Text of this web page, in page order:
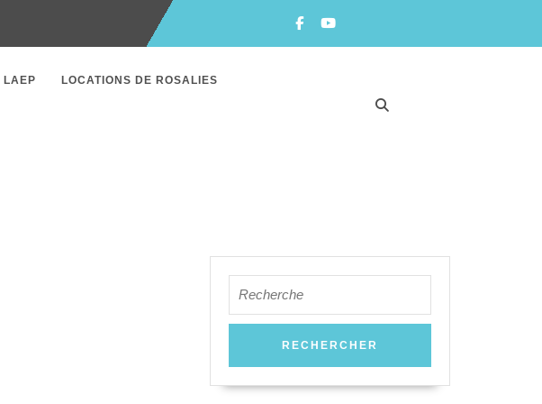
Facebook
LAEP LOCATIONS DE ROSALIES
for: